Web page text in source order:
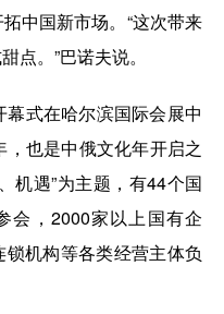
中国新市场。“这次带来
点。”巴诺夫说。
式在哈尔滨国际会展中
也是中俄文化年开启之
机遇”为主题，有44个国
会，2000家以上国有企
机构等各类经营主体负